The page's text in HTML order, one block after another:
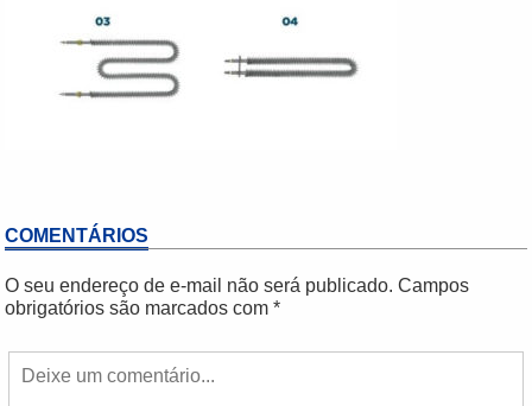
COMENTÁRIOS
O seu endereço de e-mail não será publicado. Campos
obrigatórios são marcados com *